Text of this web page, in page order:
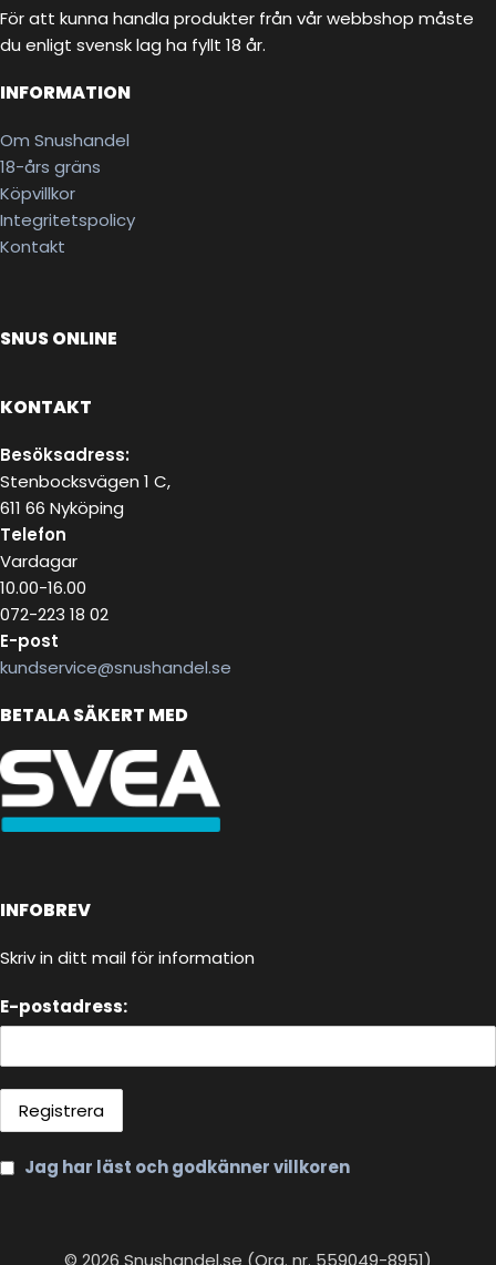
För att kunna handla produkter från vår webbshop måste
du enligt svensk lag ha fyllt 18 år.
INFORMATION
Om Snushandel
18-års gräns
Köpvillkor
Integritetspolicy
Kontakt
SNUS ONLINE
KONTAKT
Besöksadress:
Stenbocksvägen 1 C,
611 66 Nyköping
Telefon
Vardagar
10.00-16.00
072-223 18 02
E-post
kundservice@snushandel.se
BETALA SÄKERT MED
INFOBREV
Skriv in ditt mail för information
E-postadress:
Jag har läst och godkänner villkoren
© 2026 Snushandel.se (Org. nr. 559049-8951)